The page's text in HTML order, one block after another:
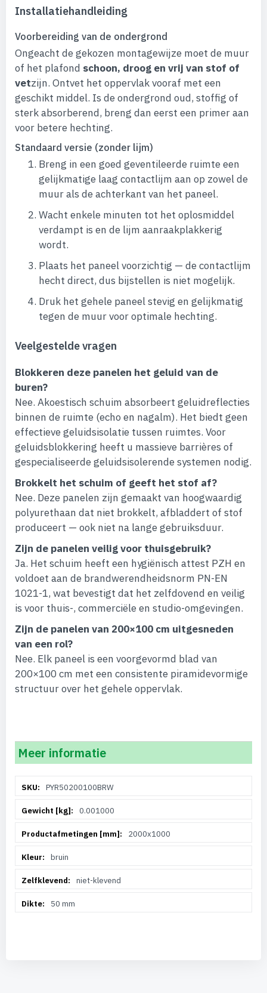
Installatiehandleiding
Voorbereiding van de ondergrond
Ongeacht de gekozen montagewijze moet de muur
of het plafond schoon, droog en vrij van stof of
vetzijn. Ontvet het oppervlak vooraf met een
geschikt middel. Is de ondergrond oud, stoffig of
sterk absorberend, breng dan eerst een primer aan
voor betere hechting.
Standaard versie (zonder lijm)
Breng in een goed geventileerde ruimte een
gelijkmatige laag contactlijm aan op zowel de
muur als de achterkant van het paneel.
Wacht enkele minuten tot het oplosmiddel
verdampt is en de lijm aanraakplakkerig
wordt.
Plaats het paneel voorzichtig — de contactlijm
hecht direct, dus bijstellen is niet mogelijk.
Druk het gehele paneel stevig en gelijkmatig
tegen de muur voor optimale hechting.
Veelgestelde vragen
Blokkeren deze panelen het geluid van de
buren?
Nee. Akoestisch schuim absorbeert geluidreflecties
binnen de ruimte (echo en nagalm). Het biedt geen
effectieve geluidsisolatie tussen ruimtes. Voor
geluidsblokkering heeft u massieve barrières of
gespecialiseerde geluidsisolerende systemen nodig.
Brokkelt het schuim of geeft het stof af?
Nee. Deze panelen zijn gemaakt van hoogwaardig
polyurethaan dat niet brokkelt, afbladdert of stof
produceert — ook niet na lange gebruiksduur.
Zijn de panelen veilig voor thuisgebruik?
Ja. Het schuim heeft een hygiënisch attest PZH en
voldoet aan de brandwerendheidsnorm PN-EN
1021-1, wat bevestigt dat het zelfdovend en veilig
is voor thuis-, commerciële en studio-omgevingen.
Zijn de panelen van 200×100 cm uitgesneden
van een rol?
Nee. Elk paneel is een voorgevormd blad van
200×100 cm met een consistente piramidevormige
structuur over het gehele oppervlak.
Meer informatie
informatiePYR50200100BRW
0.001000
2000x1000
bruin
niet-klevend
50 mm